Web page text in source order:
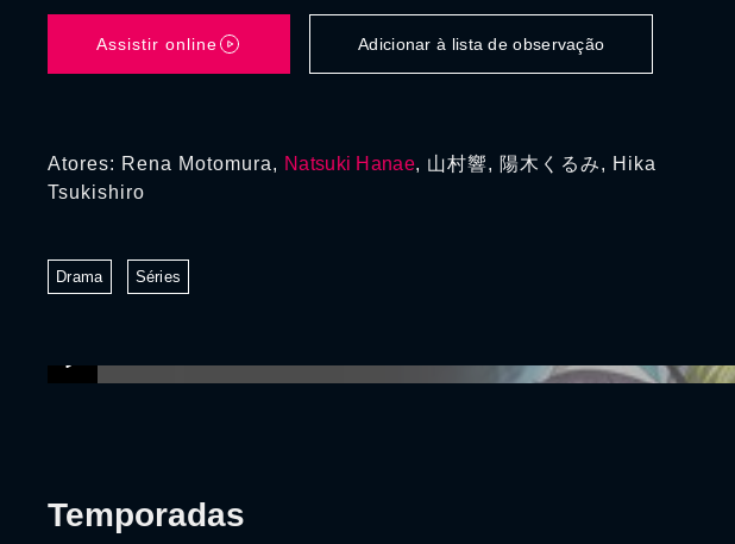
Assistir online Adicionar à lista de observação
Atores: Rena Motomura, Natsuki Hanae, 山村響, 陽木くるみ, Hika
Tsukishiro
Drama Séries
Temporadas